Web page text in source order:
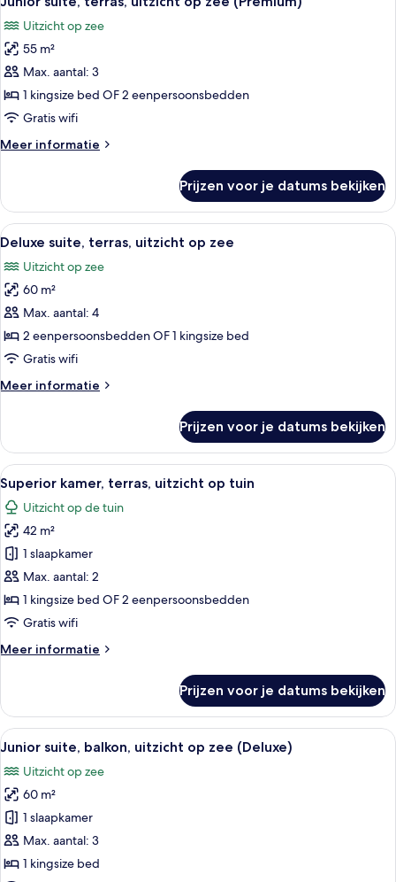
foto's
voor
Junior
suite,
terras,
uitzicht
zee
Uitzicht op zee
55 m²
Max. aantal: 3
1 kingsize bed OF 2 eenpersoonsbedden
Gratis wifi
Meer informatie
Meer
suite,
terras,
uitzicht
zee
(Premium)
Prijzen voor je datums bekijken
Alle
foto's
voor
Deluxe
suite,
terras,
uitzicht
zee
Deluxe suite, terras, uitzicht op zee |
10
Deluxe suite, terras, uitzicht op zee
Uitzicht op zee
60 m²
Max. aantal: 4
2 eenpersoonsbedden OF 1 kingsize bed
Gratis wifi
Meer informatie
Meer
suite,
terras,
uitzicht
zee
Prijzen voor je datums bekijken
Alle
foto's
voor
Superior
kamer,
terras,
uitzicht
op
laden
Superior kamer, terras, uitzicht op
5
Superior kamer, terras, uitzicht op tuin
Uitzicht op de tuin
42 m²
1 slaapkamer
Max. aantal: 2
1 kingsize bed OF 2 eenpersoonsbedden
Gratis wifi
Meer informatie
Meer
kamer,
terras,
uitzicht
tuin
Prijzen voor je datums bekijken
Alle
foto's
voor
Junior
suite,
balkon,
uitzicht
Junior suite, balkon, uitzicht op zee
11
Junior suite, balkon, uitzicht op zee (Deluxe)
Uitzicht op zee
60 m²
1 slaapkamer
Max. aantal: 3
1 kingsize bed